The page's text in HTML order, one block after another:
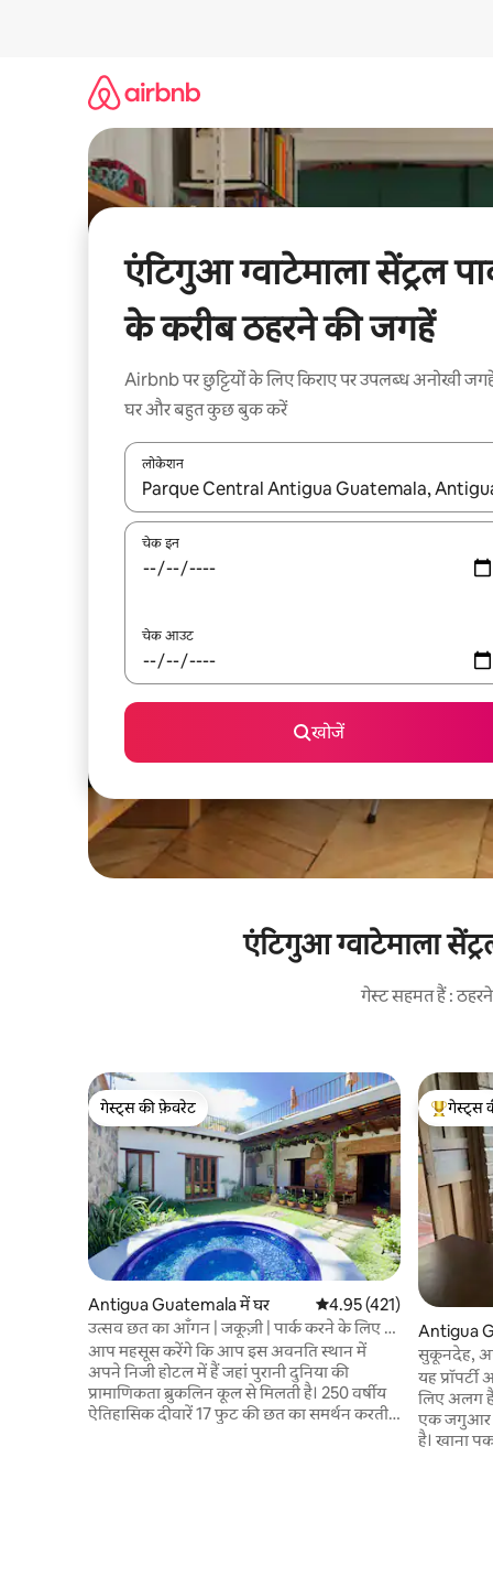
एंटिगुआ ग्वाटेमाला सेंट्रल
के करीब ठहरने की जगहें
Airbnb पर छुट्टियों के लिए किराए पर उपलब्ध अनोखी
घर और बहुत कुछ बुक करें
लोकेशन
नतीजों के उपलब्ध होने पर, अप और डाउन 'ऐरो की' का
चेक इन
चेक आउट
खोजें
एंटिगुआ ग्वाटेमाला
गेस्ट सहमत हैं :
गेस्ट्स की फ़ेवरेट
गेस्ट्स की फ़ेवरेट
Antigua Guatemala में घर औसत रेटिंग 5 में से 4.95, 421
4.95 (421)
उत्सव छत का आँगन | जकूज़ी | पार्क करने के लिए दो
ब्लॉक
आप महसूस करेंगे कि आप इस अवनति स्थान में
अपने निजी होटल में हैं जहां पुरानी दुनिया की
प्रामाणिकता ब्रुकलिन कूल से मिलती है। 250 वर्षीय
ऐतिहासिक दीवारें 17 फुट की छत का समर्थन करती हैं
गेस्ट्स का
गेस्ट्स
Antigua
सुकूनदेह,
यह
लिए अलग है। जब आप निजी बगीचे में
एक जगुआर
है। खाना पकाने की कला का आनंद लेने वालों के लिए